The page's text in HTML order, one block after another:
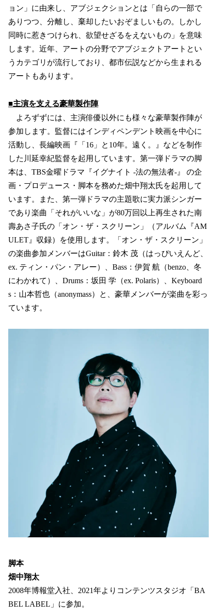
ョン」に由来し、アブジェクションとは「自らの一部で
ありつつ、分離し、棄却したいおぞましいもの。しかし
同時に惹きつけられ、欲望せざるをえないもの」を意味
します。近年、アートの分野でアブジェクトアートとい
うカテゴリが流行しており、都市伝説などから生まれる
アートもあります。
■主演を支える豪華製作陣
よろずずには、主演俳優以外にも様々な豪華製作陣が
参加します。監督にはインディペンデント映画を中心に
活動し、長編映画『「16」と10年。遠く。』などを制作
した川延幸紀監督を起用しています。第一弾ドラマの脚
本は、TBS金曜ドラマ『イグナイト -法の無法者-』 の企
画・プロデュース・脚本を務めた畑中翔太氏を起用して
います。また、第一弾ドラマの主題歌に実力派シンガー
であり楽曲「それがいいな」が80万回以上再生された南
壽あさ子氏の「オン・ザ・スクリーン」（アルバム『AM
ULET』収録）を使用します。「オン・ザ・スクリーン」
の楽曲参加メンバーはGuitar：鈴木 茂（はっぴいえんど、
ex. ティン・パン・アレー）、Bass：伊賀 航（benzo、冬
にわかれて）、Drums：坂田 学（ex. Polaris）、Keyboard
s：山本哲也（anonymass）と、豪華メンバーが楽曲を彩っ
ています。
脚本
畑中翔太
2008年博報堂入社、2021年よりコンテンツスタジオ「BA
BEL LABEL」に参加。